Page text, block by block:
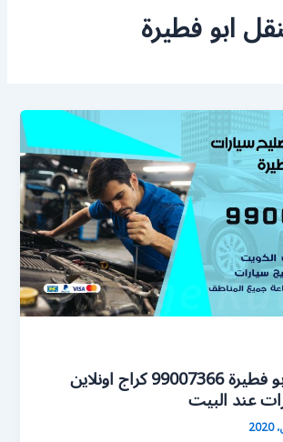
ابو فطيرة
كراج متنقل ابو فطيرة 99007366 كراج اونلاين
عند البيت